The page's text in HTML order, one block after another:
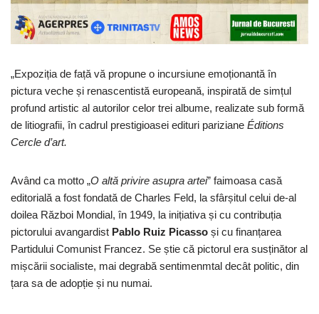
„Expoziția de față vă propune o incursiune emoționantă în
pictura veche și renascentistă europeană, inspirată de simțul
profund artistic al autorilor celor trei albume, realizate sub formă
de litiografii, în cadrul prestigioasei edituri pariziane Éditions
Cercle d’art.
Având ca motto „O altă privire asupra artei” faimoasa casă
editorială a fost fondată de Charles Feld, la sfârșitul celui de-al
doilea Război Mondial, în 1949, la inițiativa și cu contribuția
pictorului avangardist Pablo Ruiz Picasso și cu finanțarea
Partidului Comunist Francez. Se știe că pictorul era susținător al
mișcării socialiste, mai degrabă sentimenmtal decât politic, din
țara sa de adopție și nu numai.